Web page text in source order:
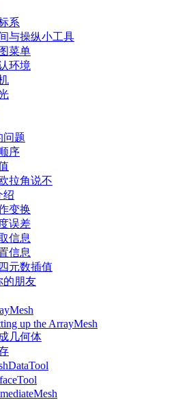
系
与操纵小工具
菜单
环境
问题
序
拉角说不
绍
变换
误差
信息
信息
元数插值
的朋友
up the ArrayMesh
几何体